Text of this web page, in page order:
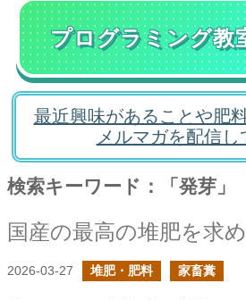
プログラミング教
最近興味があることや肥
メルマガを配信し
検索キーワード：「発芽」
国産の最高の堆肥を求
2026-03-27 堆肥・肥料 家畜糞